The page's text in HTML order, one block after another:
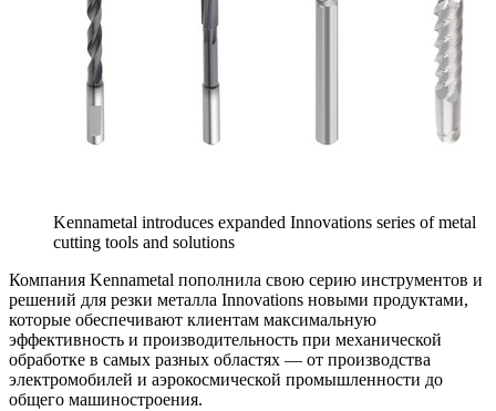
Kennametal introduces expanded Innovations series of metal
cutting tools and solutions
Компания Kennametal пополнила свою серию инструментов и
решений для резки металла Innovations новыми продуктами,
которые обеспечивают клиентам максимальную
эффективность и производительность при механической
обработке в самых разных областях — от производства
электромобилей и аэрокосмической промышленности до
общего машиностроения.